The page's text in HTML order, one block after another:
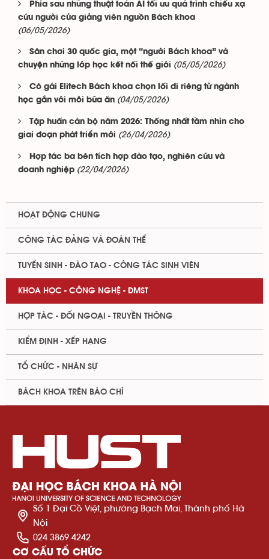
Phía sau những thuật toán AI tối ưu quá trình chiếu xạ
cứu người của giảng viên nguồn Bách khoa
(06/05/2026)
Sân chơi 30 quốc gia, một “người Bách khoa” và
chuyện những lớp học kết nối thế giới (05/05/2026)
Cô gái Elitech Bách khoa chọn lối đi riêng từ ngành
học gắn với mỗi bữa ăn (04/05/2026)
Tập huấn cán bộ năm 2026: Thống nhất tầm nhìn cho
giai đoạn phát triển mới (26/04/2026)
Hợp tác ba bên tích hợp đào tạo, nghiên cứu và
doanh nghiệp (22/04/2026)
HOẠT ĐỘNG CHUNG
CÔNG TÁC ĐẢNG VÀ ĐOÀN THỂ
TUYỂN SINH - ĐÀO TẠO - CÔNG TÁC SINH VIÊN
KHOA HỌC - CÔNG NGHỆ - ĐMST
HỢP TÁC - ĐỐI NGOẠI - TRUYỀN THÔNG
KIỂM ĐỊNH - XẾP HẠNG
TỔ CHỨC - NHÂN SỰ
BÁCH KHOA TRÊN BÁO CHÍ
Số 1 Đại Cồ Việt, phường Bạch Mai, Thành phố Hà
Nội
024 3869 4242
CƠ CẤU TỔ CHỨC